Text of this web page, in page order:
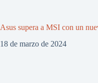
Asus supera a MSI con un
18 de marzo de 2024